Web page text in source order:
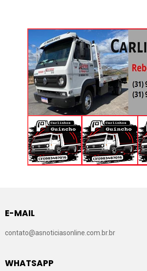
E-MAIL
contato@asnoticiasonline.com.br.br
WHATSAPP